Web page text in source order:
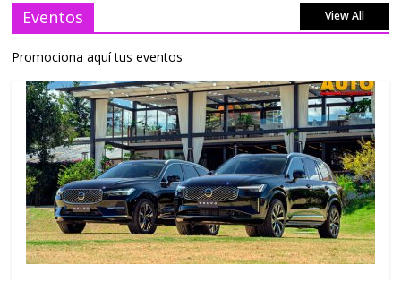
Eventos View All
Promociona aquí tus eventos